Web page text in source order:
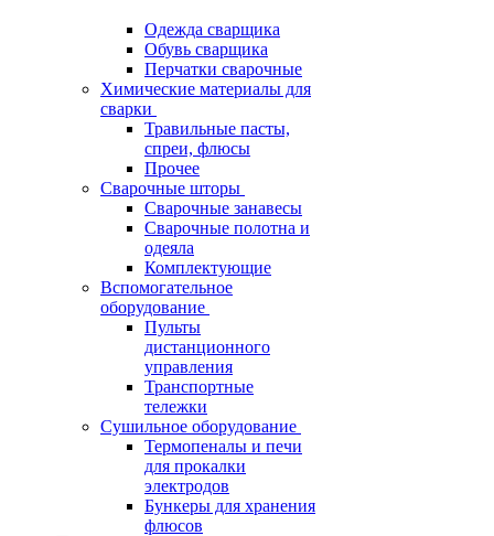
Одежда сварщика
Обувь сварщика
Перчатки сварочные
Химические материалы для
сварки
Травильные пасты,
спреи, флюсы
Прочее
Сварочные шторы
Сварочные занавесы
Сварочные полотна и
одеяла
Комплектующие
Вспомогательное
оборудование
Пульты
дистанционного
управления
Транспортные
тележки
Сушильное оборудование
Термопеналы и печи
для прокалки
электродов
Бункеры для хранения
флюсов